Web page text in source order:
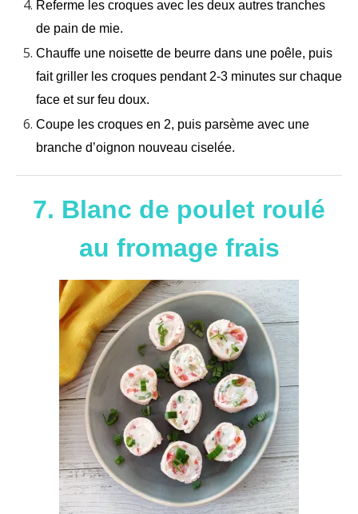
Referme les croques avec les deux autres tranches
de pain de mie.
Chauffe une noisette de beurre dans une poêle, puis
fait griller les croques pendant 2-3 minutes sur chaque
face et sur feu doux.
Coupe les croques en 2, puis parsème avec une
branche d’oignon nouveau ciselée.
7. Blanc de poulet roulé
au fromage frais